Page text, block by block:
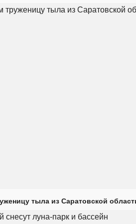
тыла из Саратовской